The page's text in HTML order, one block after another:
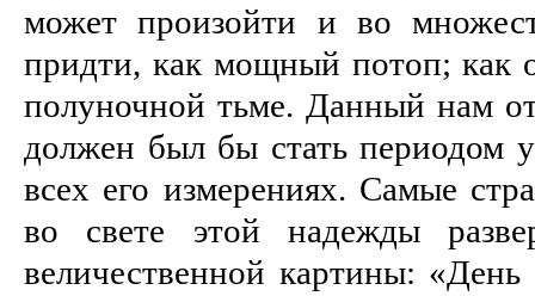
может произойти и во
придти, как мощный потоп; как
полуночной тьме. Данный нам
должен был бы стать периодом
всех его измерениях. Самые
во свете этой надежды
величественной картины: